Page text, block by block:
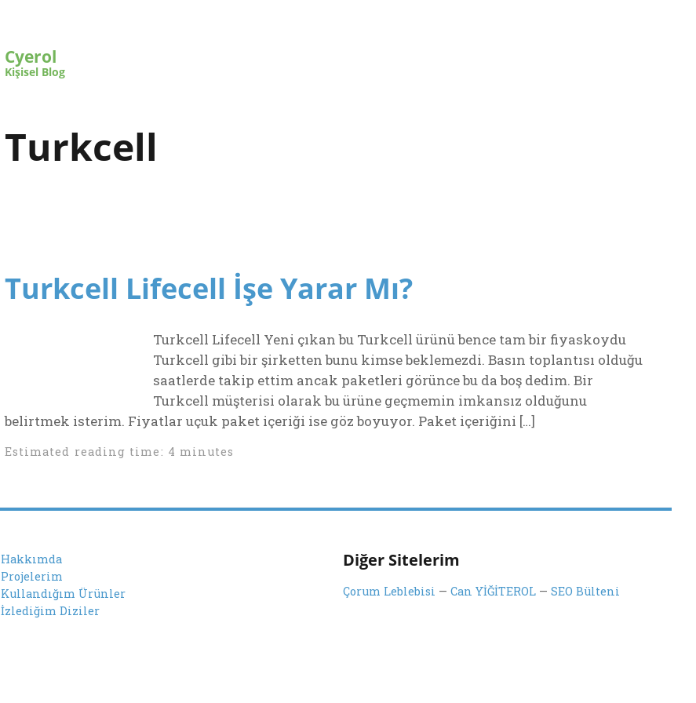
Cyerol
Kişisel Blog
Turkcell
Turkcell Lifecell İşe Yarar Mı?
Turkcell Lifecell Yeni çıkan bu Turkcell ürünü bence tam bir fiyaskoydu
Turkcell gibi bir şirketten bunu kimse beklemezdi. Basın toplantısı olduğu
saatlerde takip ettim ancak paketleri görünce bu da boş dedim. Bir
Turkcell müşterisi olarak bu ürüne geçmemin imkansız olduğunu
belirtmek isterim. Fiyatlar uçuk paket içeriği ise göz boyuyor. Paket içeriğini […]
Estimated reading time: 4 minutes
Hakkımda
Projelerim
Kullandığım Ürünler
İzlediğim Diziler
Diğer Sitelerim
Çorum Leblebisi —Can YİĞİTEROL —SEO Bülteni